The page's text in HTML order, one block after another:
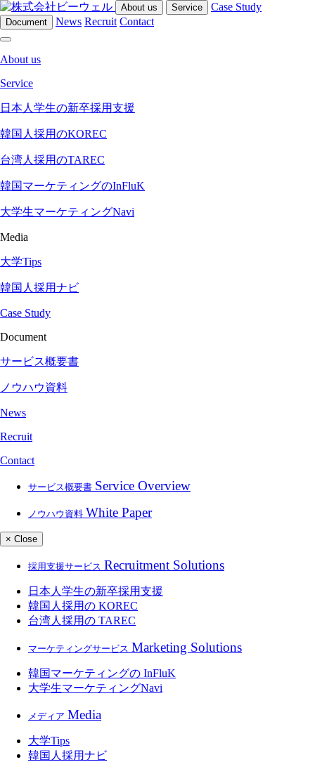
About us Service Case Study
Document News Recruit Contact
About us
Service
日本人学生の新卒採用支援
韓国人採用のKOREC
台湾人採用のTAREC
韓国マーケティングのInFluK
大学生マーケティングNavi
Media
大学Tips
韓国人採用ナビ
Case Study
Document
サービス概要書
ノウハウ資料
News
Recruit
Contact
サービス概要書 Service Overview
ノウハウ資料 White Paper
× Close
採用支援サービス Recruitment Solutions
日本人学生の新卒採用支援
韓国人採用の KOREC
台湾人採用の TAREC
マーケティングサービス Marketing Solutions
韓国マーケティングの InFluK
大学生マーケティングNavi
メディア Media
大学Tips
韓国人採用ナビ